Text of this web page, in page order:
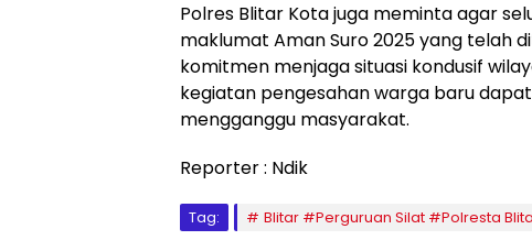
Polres Blitar Kota juga meminta agar
maklumat Aman Suro 2025 yang telah
komitmen menjaga situasi kondusif
kegiatan pengesahan warga baru
mengganggu masyarakat.
Reporter : Ndik
Tag: Blitar #Perguruan Silat #Polresta